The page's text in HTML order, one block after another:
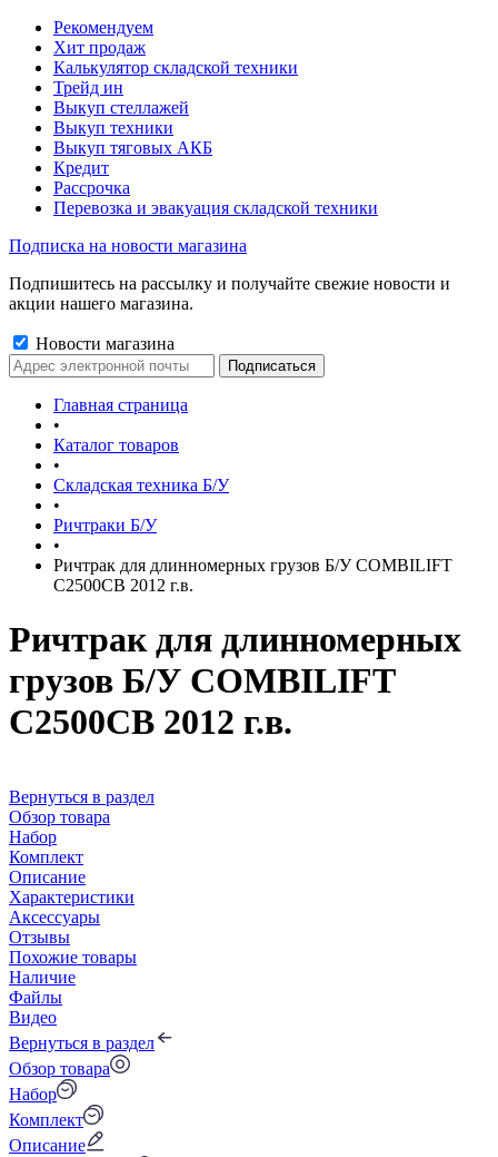
Рекомендуем
Хит продаж
Калькулятор складской техники
Трейд ин
Выкуп стеллажей
Выкуп техники
Выкуп тяговых АКБ
Кредит
Рассрочка
Перевозка и эвакуация складской техники
Подписка на новости магазина
Подпишитесь на рассылку и получайте свежие новости и
акции нашего магазина.
Новости магазина
Главная страница
•
Каталог товаров
•
Складская техника Б/У
•
Ричтраки Б/У
•
Ричтрак для длинномерных грузов Б/У COMBILIFT
C2500CB 2012 г.в.
Ричтрак для длинномерных
грузов Б/У COMBILIFT
C2500CB 2012 г.в.
Вернуться в раздел
Обзор товара
Набор
Комплект
Описание
Характеристики
Аксессуары
Отзывы
Похожие товары
Наличие
Файлы
Видео
Вернуться в раздел
Обзор товара
Набор
Комплект
Описание